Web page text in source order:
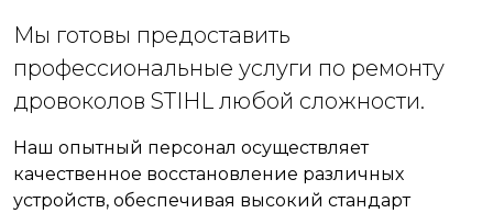
Мы готовы предоставить
профессиональные услуги по ремонту
дровоколов STIHL любой сложности.
Наш опытный персонал осуществляет
качественное восстановление различных
устройств, обеспечивая высокий стандарт